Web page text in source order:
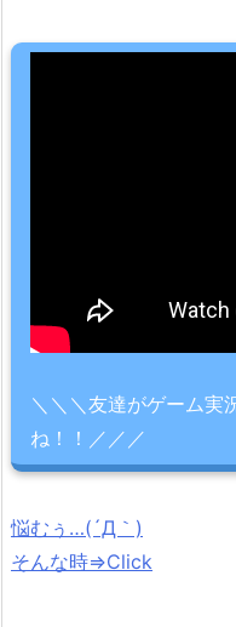
＼＼＼友達がゲーム実
ね！！／／／
悩むぅ…(´Д｀)
そんな時⇒Click